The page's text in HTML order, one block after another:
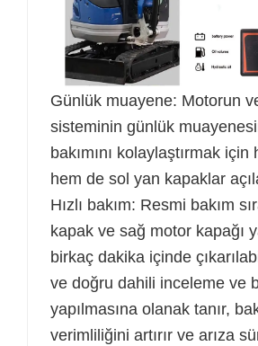
Günlük muayene: Motorun
sisteminin günlük
bakımını kolaylaştırmak
hem de sol yan kapaklar
Hızlı bakım: Resmi bakım
kapak ve sağ motor kapağı
birkaç dakika içinde
ve doğru dahili inceleme ve
yapılmasına olanak tanır,
verimliliğini artırır ve arıza